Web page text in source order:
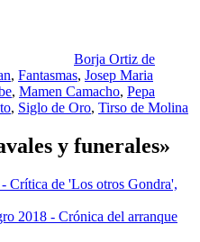
Borja Ortiz de
, Fantasmas, Josep Maria
, Mamen Camacho, Pepa
, Siglo de Oro, Tirso de Molina
y funerales»
Crítica de 'Los otros Gondra',
2018 - Crónica del arranque